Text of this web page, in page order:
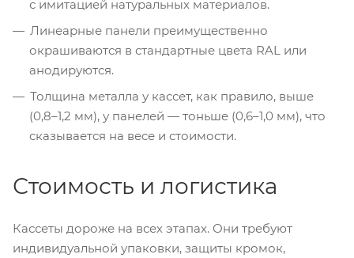
с имитацией натуральных материалов.
Линеарные панели преимущественно
окрашиваются в стандартные цвета RAL или
анодируются.
Толщина металла у кассет, как правило, выше
(0,8–1,2 мм), у панелей — тоньше (0,6–1,0 мм), что
сказывается на весе и стоимости.
Стоимость и логистика
Кассеты дороже на всех этапах. Они требуют
индивидуальной упаковки, защиты кромок,